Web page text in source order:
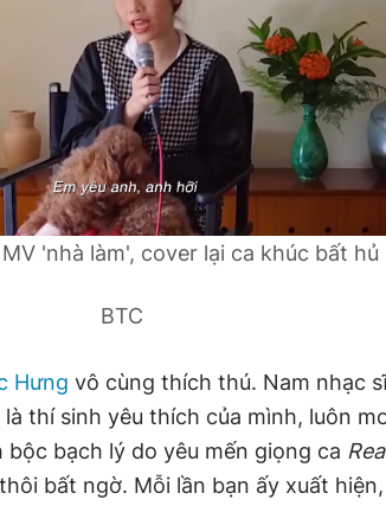
'nhà làm', cover lại ca khúc bất hủ
BTC
Hưng vô cùng thích thú. Nam nhạc
thí sinh yêu thích của mình, luôn
bạch lý do yêu mến giọng ca
bất ngờ. Mỗi lần bạn ấy xuất